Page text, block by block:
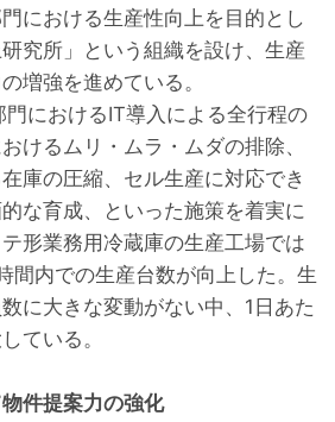
における生産性向上を目的とし
究所」という組織を設け、生産
増強を進めている。
におけるIT導入による全行程の
けるムリ・ムラ・ムダの排除、
庫の圧縮、セル生産に対応でき
な育成、といった施策を着実に
形業務用冷蔵庫の生産工場では
間内での生産台数が向上した。生
に大きな変動がない中、1日あた
ている。
件提案力の強化